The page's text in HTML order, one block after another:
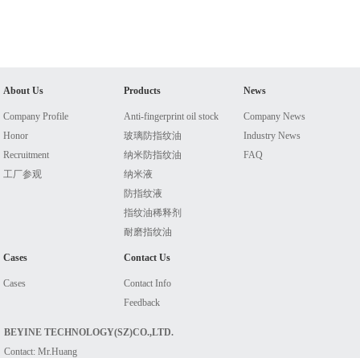
About Us
Company Profile
Honor
Recruitment
工厂参观
Products
Anti-fingerprint oil stock
玻璃防指纹油
纳米防指纹油
纳米液
防指纹液
指纹油稀释剂
耐磨指纹油
News
Company News
Industry News
FAQ
Cases
Cases
Contact Us
Contact Info
Feedback
BEYINE TECHNOLOGY(SZ)CO.,LTD.
Contact: Mr.Huang